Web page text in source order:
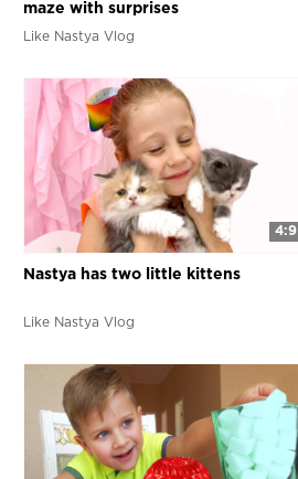
maze with surprises
Like Nastya Vlog
4:9
Nastya has two little kittens
Like Nastya Vlog